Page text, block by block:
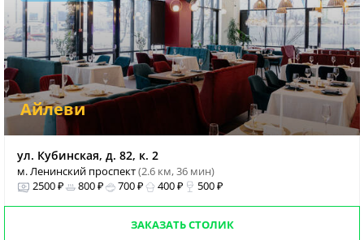
Айлеви
ул. Кубинская, д. 82, к. 2
м. Ленинский проспект(2.6 км, 36 мин)
2500 ₽
800 ₽ 700 ₽ 400 ₽ 500 ₽
ЗАКАЗАТЬ СТОЛИК